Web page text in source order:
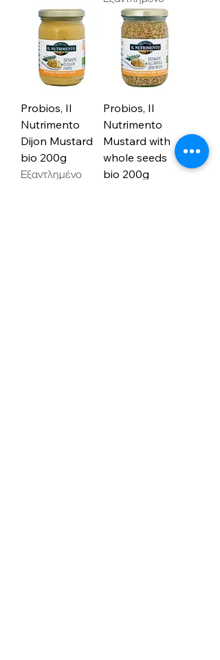
Probios, Il
Nutrimento
Dijon Mustard
bio 200g
Εξαντλημένο
Probios, Il
Nutrimento
Mustard with
whole seeds
bio 200g